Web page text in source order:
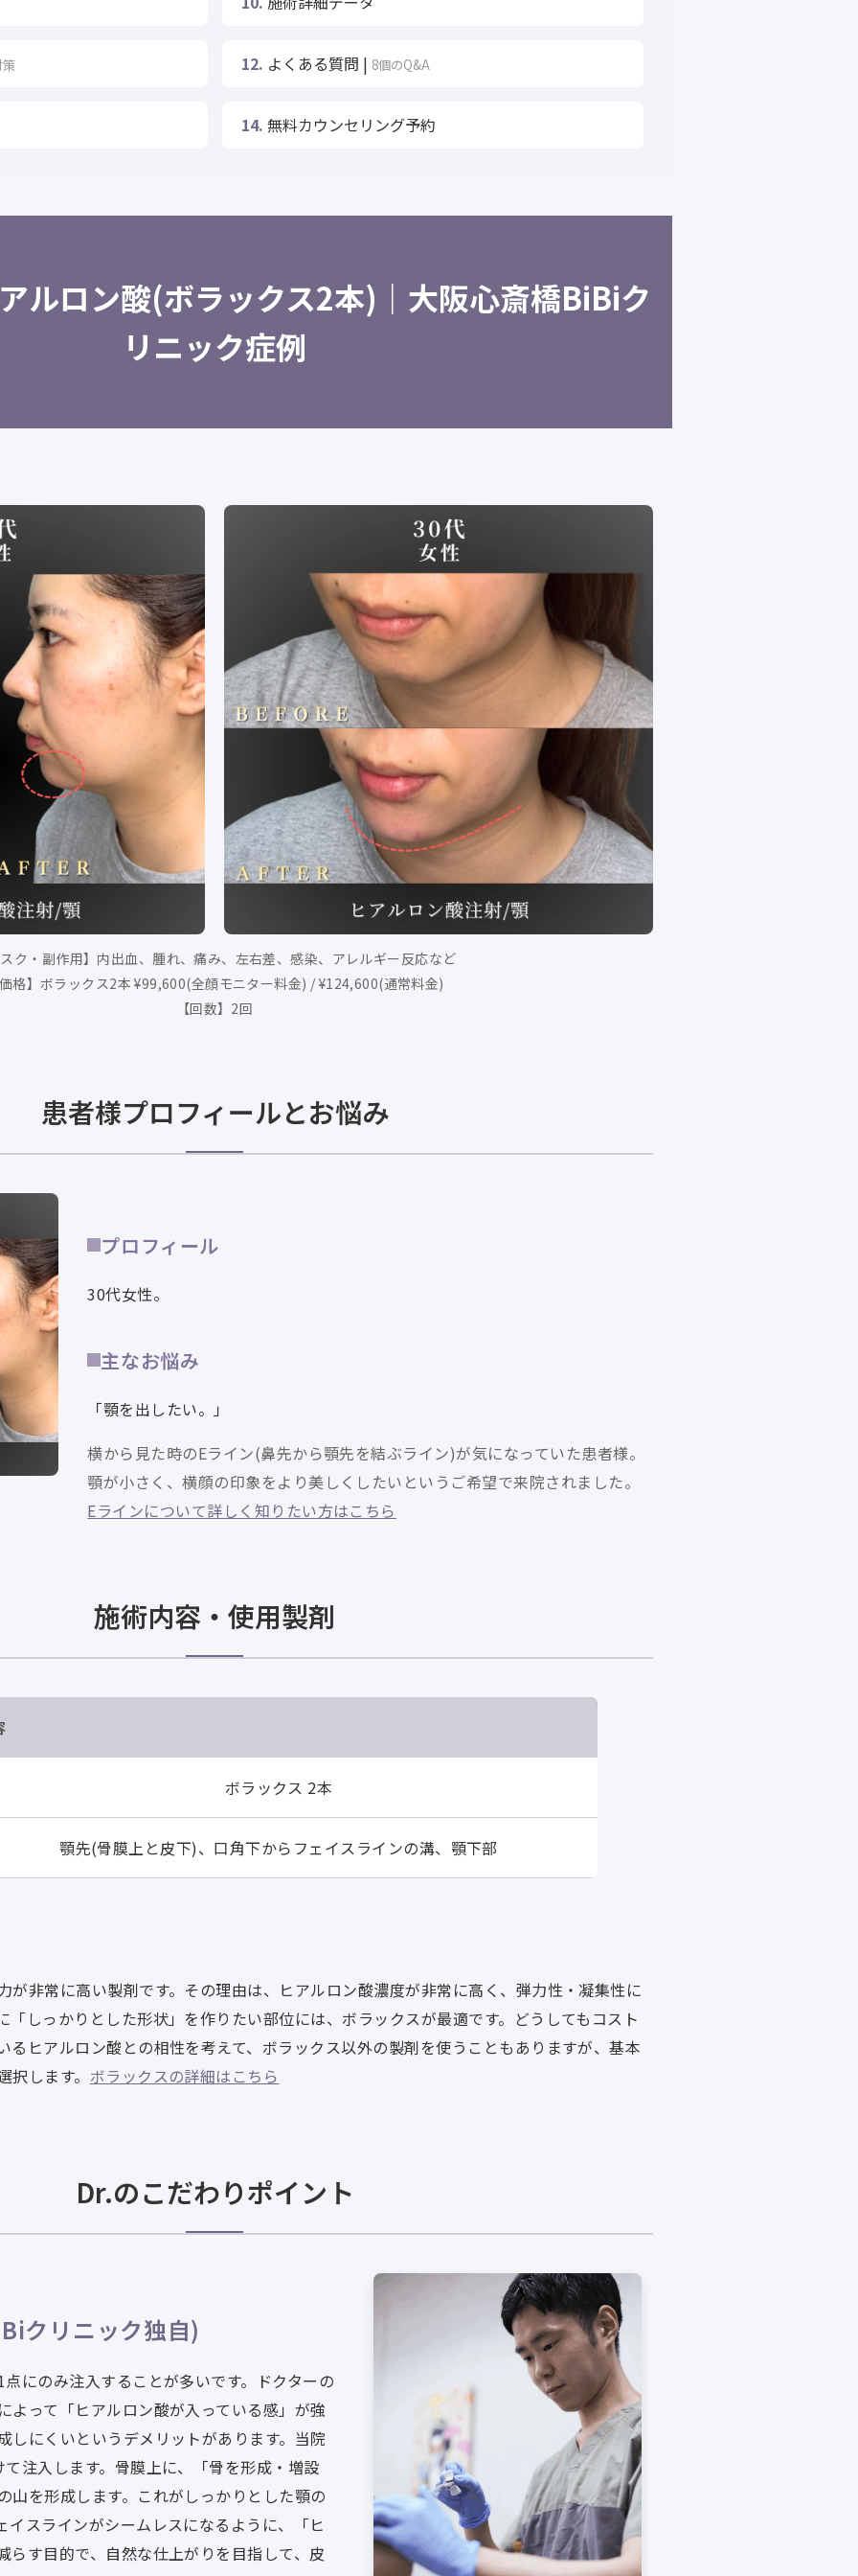
12. よくある質問 | 8個のQ&A
14. 無料カウンセリング予約
ルロン酸(ボラックス2本)｜大阪心斎橋BiBiク
リニック症例
ク・副作用】内出血、腫れ、痛み、左右差、感染、アレルギー反応など
格】ボラックス2本 ¥99,600(全顔モニター料金) / ¥124,600(通常料金)
【回数】2回
患者様プロフィールとお悩み
プロフィール
30代女性。
主なお悩み
「顎を出したい。」
横から見た時のEライン(鼻先から顎先を結ぶライン)が気になっていた患者様。
顎が小さく、横顔の印象をより美しくしたいというご希望で来院されました。
Eラインについて詳しく知りたい方はこちら
施術内容・使用製剤
ボラックス 2本
顎先(骨膜上と皮下)、口角下からフェイスラインの溝、顎下部
が非常に高い製剤です。その理由は、ヒアルロン酸濃度が非常に高く、弾力性・凝集性に
「しっかりとした形状」を作りたい部位には、ボラックスが最適です。どうしてもコスト
るヒアルロン酸との相性を考えて、ボラックス以外の製剤を使うこともありますが、基本
します。 ボラックスの詳細はこちら
Dr.のこだわりポイント
クリニック独自)
にのみ注入することが多いです。ドクターの
よって「ヒアルロン酸が入っている感」が強
しにくいというデメリットがあります。当院
注入します。骨膜上に、「骨を形成・増設
山を形成します。これがしっかりとした顎の
イスラインがシームレスになるように、「ヒ
らす目的で、自然な仕上がりを目指して、皮